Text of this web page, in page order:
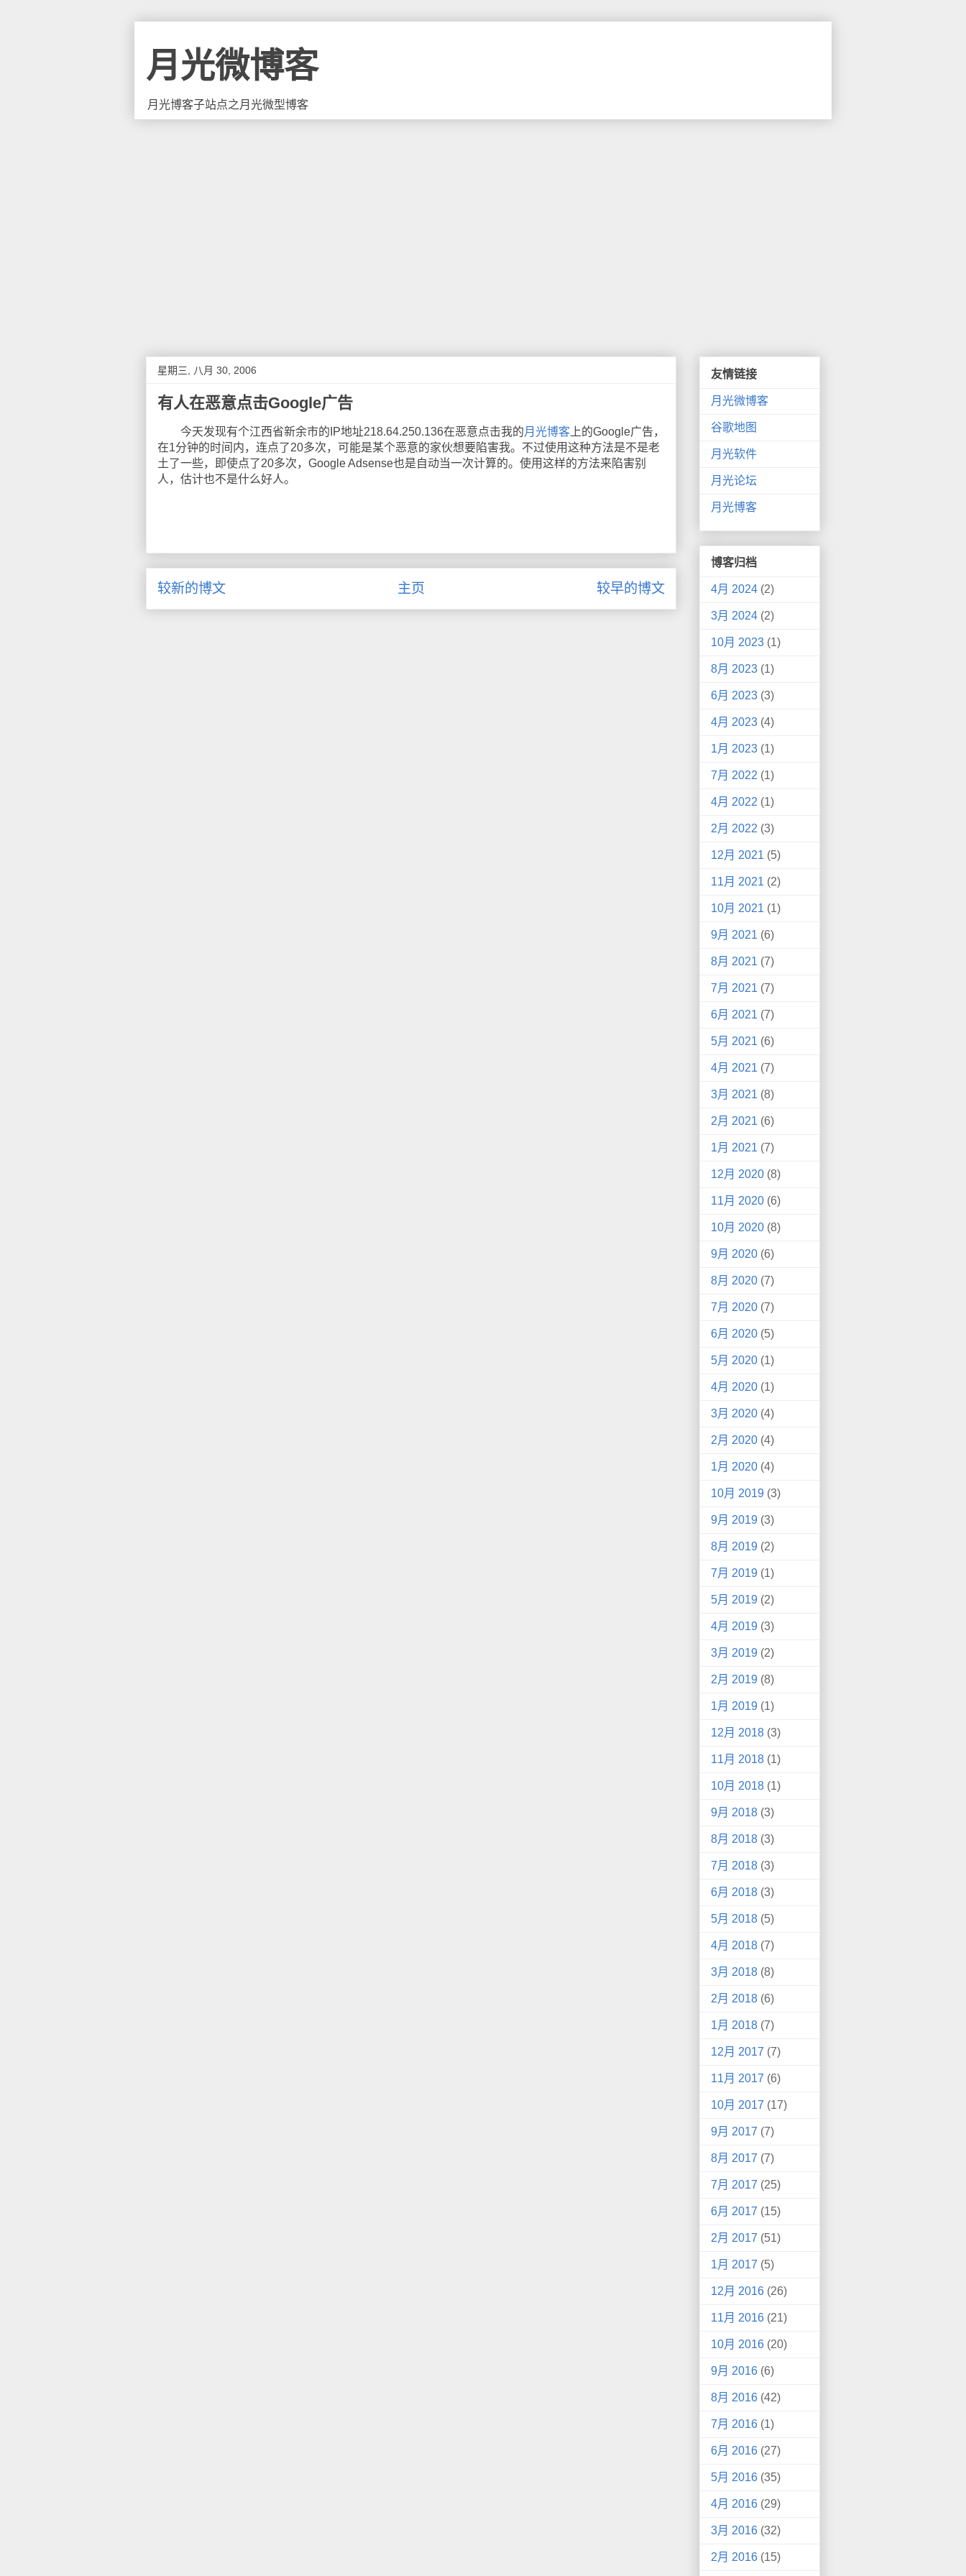
月光微博客
月光博客子站点之月光微型博客
星期三, 八月 30, 2006
有人在恶意点击Google广告
今天发现有个江西省新余市的IP地址218.64.250.136在恶意点击我的月光博客 上的Google广告，
在1分钟的时间内，连点了20多次，可能是某个恶意的家伙想要陷害我。不过使用这种方法是不是老
土了一些，即使点了20多次，Google Adsense也是自动当一次计算的。使用这样的方法来陷害别
人，估计也不是什么好人。
较新的博文 较早的博文
主页
友情链接
月光微博客
谷歌地图
月光软件
月光论坛
月光博客
博客归档
4月 2024 (2)
3月 2024 (2)
10月 2023 (1)
8月 2023 (1)
6月 2023 (3)
4月 2023 (4)
1月 2023 (1)
7月 2022 (1)
4月 2022 (1)
2月 2022 (3)
12月 2021 (5)
11月 2021 (2)
10月 2021 (1)
9月 2021 (6)
8月 2021 (7)
7月 2021 (7)
6月 2021 (7)
5月 2021 (6)
4月 2021 (7)
3月 2021 (8)
2月 2021 (6)
1月 2021 (7)
12月 2020 (8)
11月 2020 (6)
10月 2020 (8)
9月 2020 (6)
8月 2020 (7)
7月 2020 (7)
6月 2020 (5)
5月 2020 (1)
4月 2020 (1)
3月 2020 (4)
2月 2020 (4)
1月 2020 (4)
10月 2019 (3)
9月 2019 (3)
8月 2019 (2)
7月 2019 (1)
5月 2019 (2)
4月 2019 (3)
3月 2019 (2)
2月 2019 (8)
1月 2019 (1)
12月 2018 (3)
11月 2018 (1)
10月 2018 (1)
9月 2018 (3)
8月 2018 (3)
7月 2018 (3)
6月 2018 (3)
5月 2018 (5)
4月 2018 (7)
3月 2018 (8)
2月 2018 (6)
1月 2018 (7)
12月 2017 (7)
11月 2017 (6)
10月 2017 (17)
9月 2017 (7)
8月 2017 (7)
7月 2017 (25)
6月 2017 (15)
2月 2017 (51)
1月 2017 (5)
12月 2016 (26)
11月 2016 (21)
10月 2016 (20)
9月 2016 (6)
8月 2016 (42)
7月 2016 (1)
6月 2016 (27)
5月 2016 (35)
4月 2016 (29)
3月 2016 (32)
2月 2016 (15)